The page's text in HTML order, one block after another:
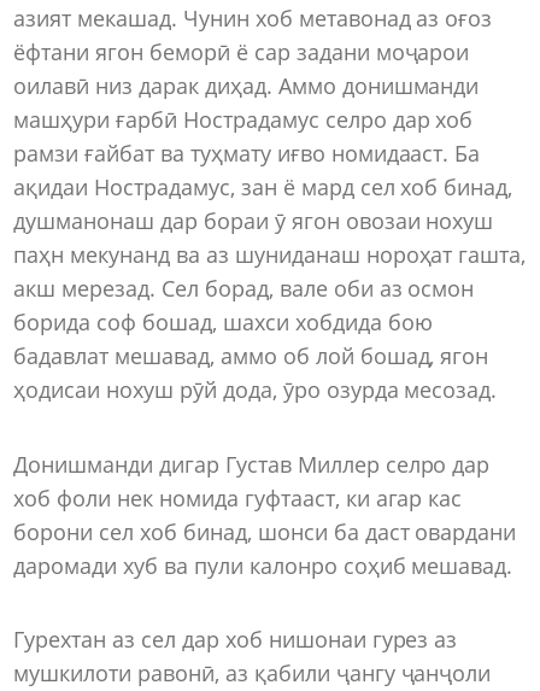
азият мекашад. Чунин хоб метавонад аз оғоз
ёфтани ягон беморӣ ё сар задани моҷарои
оилавӣ низ дарак диҳад. Аммо донишманди
машҳури ғарбӣ Нострадамус селро дар хоб
рамзи ғайбат ва туҳмату иғво номидааст. Ба
ақидаи Нострадамус, зан ё мард сел хоб бинад,
душманонаш дар бораи ӯ ягон овозаи нохуш
паҳн мекунанд ва аз шуниданаш нороҳат гашта,
акш мерезад. Сел борад, вале оби аз осмон
борида соф бошад, шахси хобдида бою
бадавлат мешавад, аммо об лой бошад, ягон
ҳодисаи нохуш рӯй дода, ӯро озурда месозад.
Донишманди дигар Густав Миллер селро дар
хоб фоли нек номида гуфтааст, ки агар кас
борони сел хоб бинад, шонси ба даст овардани
даромади хуб ва пули калонро соҳиб мешавад.
Гурехтан аз сел дар хоб нишонаи гурез аз
мушкилоти равонӣ, аз қабили ҷангу ҷанҷоли